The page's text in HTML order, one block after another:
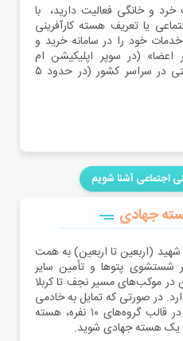
و خانگی فعالیت دارید، ‌‌ با
یا تعریف هسته کارآفرینی
خود را در سامانه خرید و
اعضا» (در سوپر اپلیکیشن ام
رسالت)، به کلیه همراهان رسالتی در سراسر کشور (در حدود ۵
اجتماعی آشنا شویم
جهادی
(اربعین تا اربعین) به همت
شستشوی پتو‌ها و تأمین سایر
در موکب‌های مسیر نجف تا کربلا
در صورتی که تمایل به خادمی
در این موکب دارید، می‌توانید در قالب گروه‌های ۱۰ نفره، هسته
یک هسته جهادی شوید.